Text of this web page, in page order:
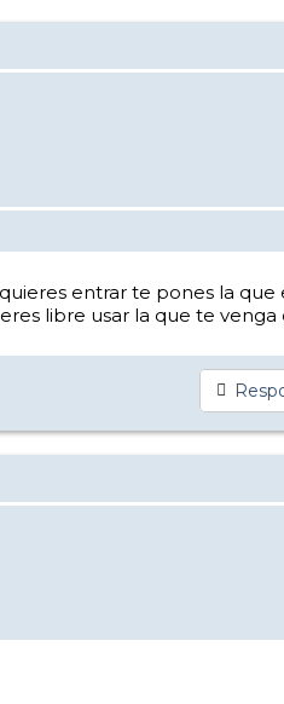
entrar te pones la que
libre usar la que te venga